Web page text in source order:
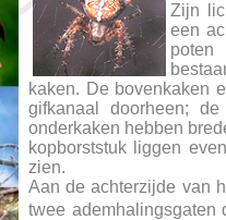
Zijn
een
poten
kaken. De bovenkaken
gifkanaal doorheen;
onderkaken hebben
kopborststuk liggen
zien.
Aan de achterzijde van
twee